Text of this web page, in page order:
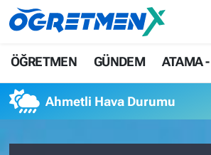
ÖĞRETMEN GÜNDEM ATAMA
Ahmetli Hava Durumu
ÖĞRETMEN
İstanbul Nöbetçi Eczaneler